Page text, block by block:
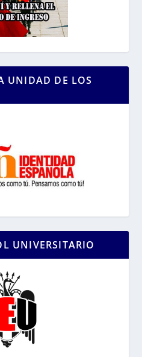
UNIDAD DE LOS
UNIVERSITARIO